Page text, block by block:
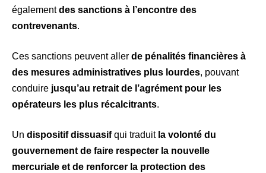
égalementdes sanctions à l’encontre des
contrevenants.
Ces sanctions peuvent aller de pénalités financières à
des mesures administratives plus lourdes, pouvant
conduire jusqu’au retrait de l’agrément pour les
opérateurs les plus récalcitrants.
Un dispositif dissuasifqui traduit la volonté du
gouvernement de faire respecter la nouvelle
mercuriale et de renforcer la protection des